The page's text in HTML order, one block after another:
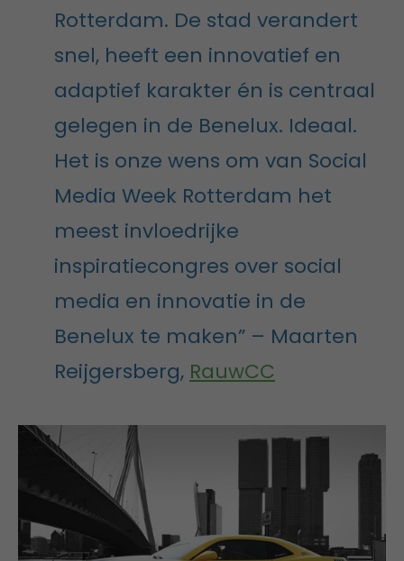
Rotterdam. De stad verandert
snel, heeft een innovatief en
adaptief karakter én is centraal
gelegen in de Benelux. Ideaal.
Het is onze wens om van Social
Media Week Rotterdam het
meest invloedrijke
inspiratiecongres over social
media en innovatie in de
Benelux te maken” – Maarten
Reijgersberg, RauwCC